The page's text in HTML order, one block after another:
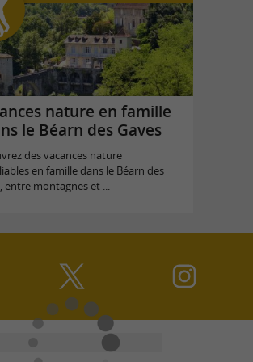
nature en famille
le Béarn des Gaves
des vacances nature
en famille dans le Béarn des
entre montagnes et ...